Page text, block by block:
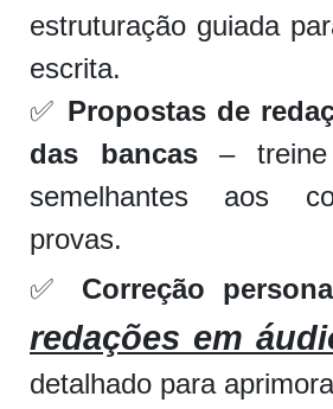
estruturação guiada
escrita.
✅ Propostas de
das bancas– treine
semelhantes aos
provas.
✅ Correção
redações em
detalhado para